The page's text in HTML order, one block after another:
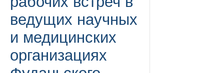
ведущих научных
и медицинских
организациях